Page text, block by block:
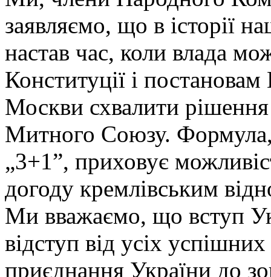
заявляємо, що в історії
настав час, коли влада
Конституції і
Москви схвалити
Митного Союзу.
„3+1”, приховує
догоду кремлівським
Ми вважаємо, що вступ
відступ від усіх
приєднання України до